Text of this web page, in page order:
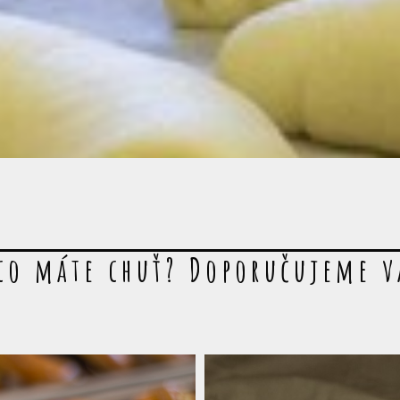
máte chuť? Doporučujeme